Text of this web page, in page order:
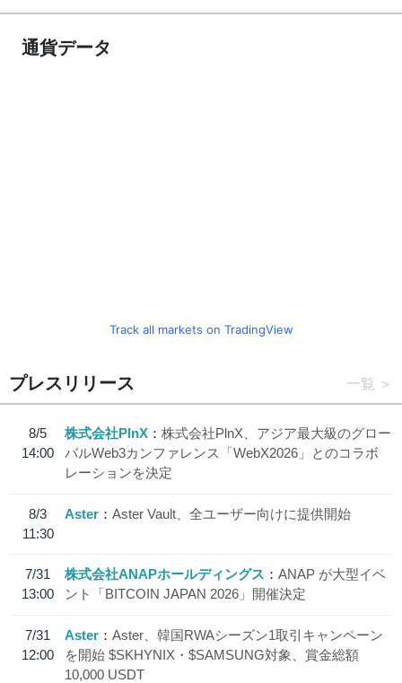
通貨データ
Track all markets on TradingView
プレスリリース 一覧
8/5
14:00
株式会社PlnX
株式会社PlnX、アジア最大級のグロー
バルWeb3カンファレンス「WebX2026」とのコラボ
レーションを決定
8/3
11:30
Aster Aster Vault、全ユーザー向けに提供開始
7/31
13:00
株式会社ANAPホールディングス
ANAP が大型イベ
ント「BITCOIN JAPAN 2026」開催決定
7/31
12:00
Aster
Aster、韓国RWAシーズン1取引キャンペーン
を開始 $SKHYNIX・$SAMSUNG対象、賞金総額
10,000 USDT